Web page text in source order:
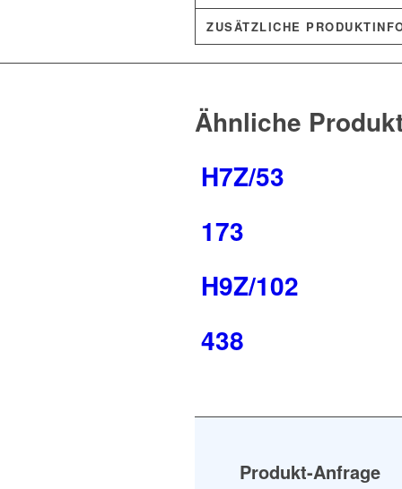
ZUSÄTZLICHE
Ähnliche
H7Z/53
173
H9Z/102
438
Produkt-Anfrage